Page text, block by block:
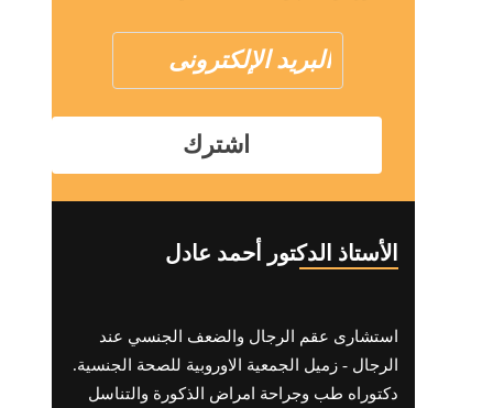
الأستاذ الدكتور أحمد عادل
استشارى عقم الرجال والضعف الجنسي عند
الرجال - زميل الجمعية الاوروبية للصحة الجنسية.
دكتوراه طب وجراحة امراض الذكورة والتناسل